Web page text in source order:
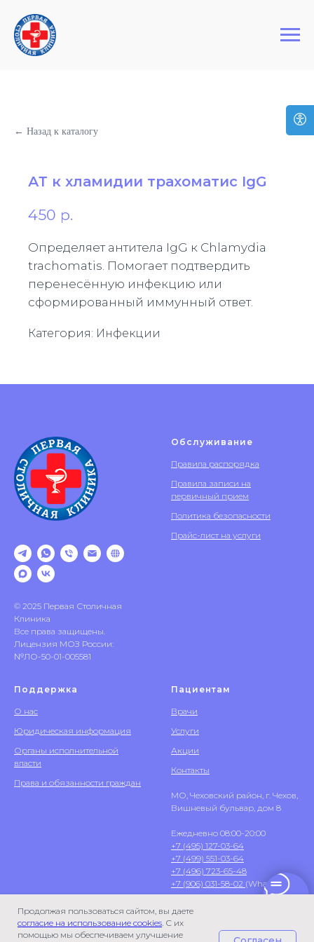
Первая Столичная Клиника
Продолжая пользоваться сайтом, вы даете
согласие на использование cookies. С их
помощью мы обеспечиваем улучшение
← Назад к каталогу
АТ к хламидии трахоматис IgG
450 р.
Определяет антитела IgG к Chlamydia
trachomatis. Помогает подтвердить
перенесённую инфекцию или
сформированный иммунный ответ.
Категория: Инфекции
© 2025 Первая Столичная
Клиника
Все права защищены.
Лицензия МОЗ России:
№ЛО-50-01-005581
Обслуживание
Правила распорядка
Правила записи на
первичный прием
Политика безопасности
Прайс-лист на услуги
Поддержка
О нас
Юридическая информация
Органы исполнительной
власти
Права и обязанности граждан
Пациентам
Врачи
Услуги
Акции
Контакты
МО, Чеховский район, г. Чехов,
Вишневый бульвар, дом 8
Ежедневно 08:00-20:00
+7 (495) 127-03-64
+7 (499) 551-03-64
+7 (496) 723-65-48
+7 (906) 031-58-02 (WhatsApp)